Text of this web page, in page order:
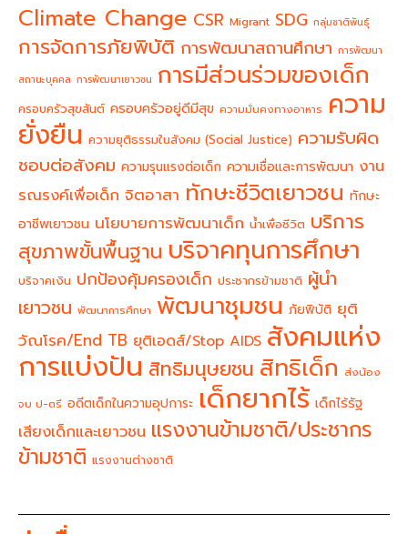
Climate Change CSR Migrant SDG กลุ่มชาติพันธุ์
การจัดการภัยพิบัติ การพัฒนาสถานศึกษา การพัฒนา
สถานะบุคคล การพัฒนาเยาวชน การมีส่วนร่วมของเด็ก
ครอบครัวสุขสันต์ ครอบครัวอยู่ดีมีสุข ความมั่นคงทางอาหาร ความ
ยั่งยืน ความยุติธรรมในสังคม (Social Justice) ความรับผิด
ชอบต่อสังคม ความรุนแรงต่อเด็ก ความเชื่อและการพัฒนา งาน
รณรงค์เพื่อเด็ก จิตอาสา ทักษะชีวิตเยาวชน ทักษะ
อาชีพเยาวชน นโยบายการพัฒนาเด็ก น้ำเพื่อชีวิต บริการ
สุขภาพขั้นพื้นฐาน บริจาคทุนการศึกษา
บริจาคเงิน ปกป้องคุ้มครองเด็ก ประชากรข้ามชาติ ผู้นำ
เยาวชน พัฒนาการศึกษา พัฒนาชุมชน ภัยพิบัติ ยุติ
วัณโรค/End TB ยุติเอดส์/Stop AIDS สังคมแห่ง
การแบ่งปัน สิทธิมนุษยชน สิทธิเด็ก ส่งน้อง
จบ ป-ตรี อดีตเด็กในความอุปการะ เด็กยากไร้ เด็กไร้รัฐ
เสียงเด็กและเยาวชน แรงงานข้ามชาติ/ประชากร
ข้ามชาติ แรงงานต่างชาติ